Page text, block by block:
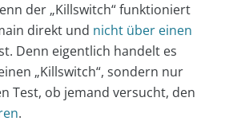
der „Killswitch“ funktioniert
direkt und nicht über einen
Denn eigentlich handelt es
„Killswitch“, sondern nur
Test, ob jemand versucht, den
.